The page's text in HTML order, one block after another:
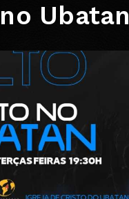
Ubatan